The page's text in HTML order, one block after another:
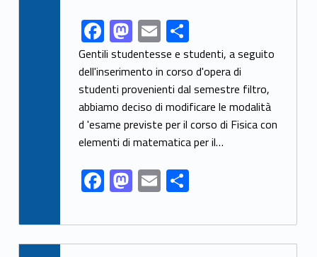
Link identifier share facebook archive #share-link-archive-46169F
ac
e
b
o
o
k
M
as
to
d
o
n
E
m
ai
l
S
h
ar
e
Gentili studentesse e studenti, a seguito
dell'inserimento in corso d'opera di
studenti provenienti dal semestre filtro,
abbiamo deciso di modificare le modalità
d 'esame previste per il corso di Fisica con
elementi di matematica per il…
F
ac
e
b
M
as
to
d
E
m
ai
l
S
ar
e